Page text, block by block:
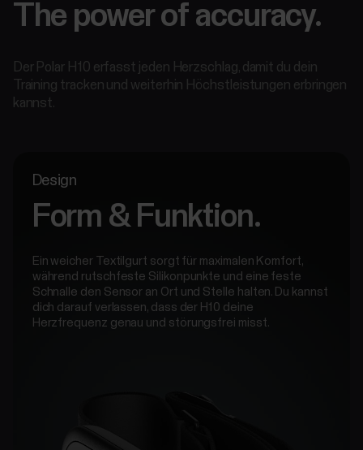
The power of accuracy.
Der Polar H10 erfasst jeden Herzschlag, damit du dein
Training tracken und weiterhin Höchstleistungen erbringen
kannst.
Design
Form & Funktion.
Ein weicher Textilgurt sorgt für maximalen Komfort,
während rutschfeste Silikonpunkte und eine feste
Schnalle den Sensor an Ort und Stelle halten. Du kannst
dich darauf verlassen, dass der H10 deine
Herzfrequenz genau und störungsfrei misst.